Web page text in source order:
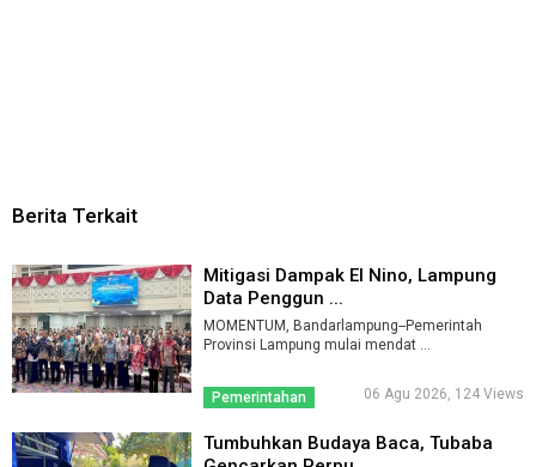
Berita Terkait
Mitigasi Dampak El Nino, Lampung
Data Penggun ...
MOMENTUM, Bandarlampung--Pemerintah
Provinsi Lampung mulai mendat ...
Pemerintahan 06 Agu 2026, 124 Views
Tumbuhkan Budaya Baca, Tubaba